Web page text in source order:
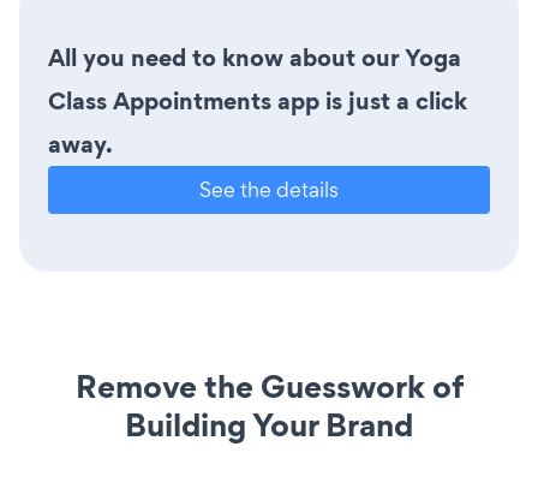
All you need to know about our Yoga
Class Appointments app is just a click
away.
See the details
Remove the Guesswork of
Building Your Brand